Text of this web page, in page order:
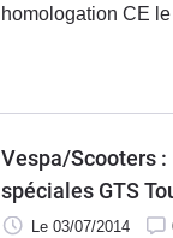
homologation CE le
Vespa/Scooters
spéciales GTS
Le 03/07/2014